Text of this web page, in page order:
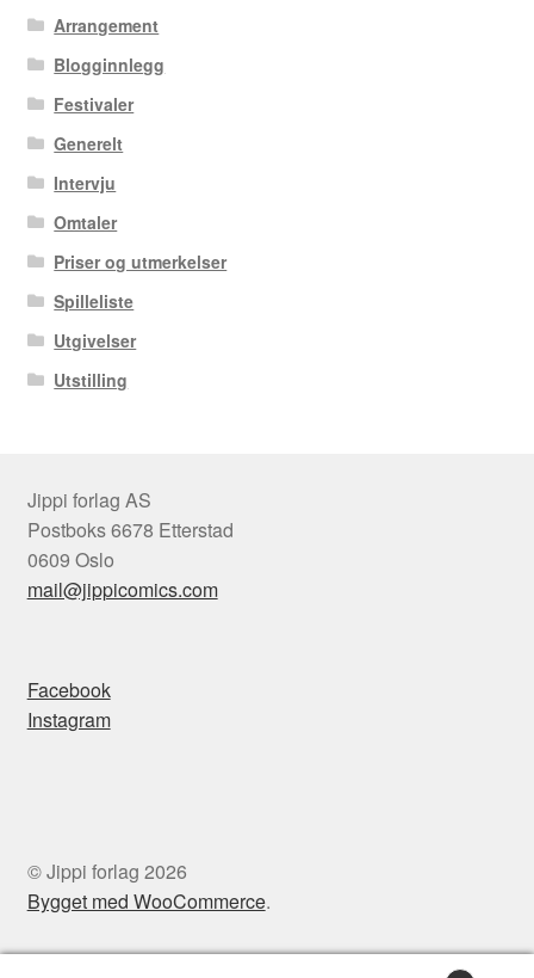
Arrangement
Blogginnlegg
Festivaler
Generelt
Intervju
Omtaler
Priser og utmerkelser
Spilleliste
Utgivelser
Utstilling
Jippi forlag AS
Postboks 6678 Etterstad
0609 Oslo
mail@jippicomics.com
Facebook
Instagram
© Jippi forlag 2026
Bygget med WooCommerce.